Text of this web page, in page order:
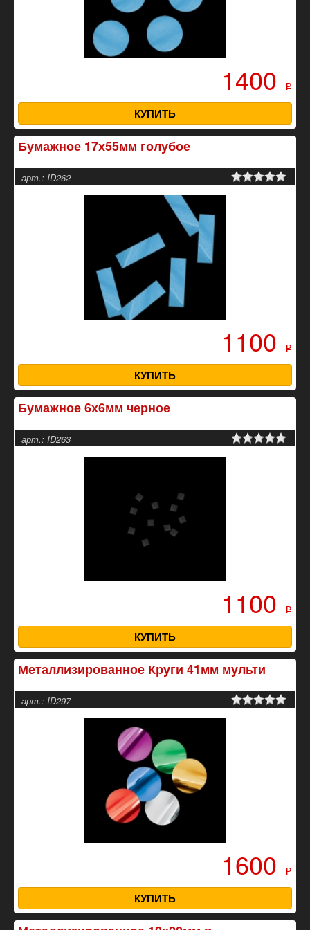
1400 p
КУПИТЬ
Бумажное 17х55мм голубое
арт.: ID262
1100 p
КУПИТЬ
Бумажное 6х6мм черное
арт.: ID263
1100 p
КУПИТЬ
Металлизированное Круги 41мм мульти
арт.: ID297
1600 p
КУПИТЬ